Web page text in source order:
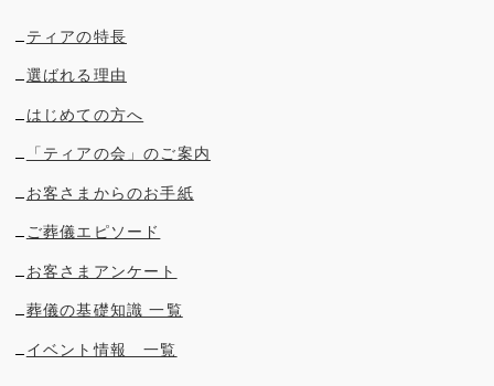
ティアの特長
選ばれる理由
はじめての方へ
「ティアの会」のご案内
お客さまからのお手紙
ご葬儀エピソード
お客さまアンケート
葬儀の基礎知識 一覧
イベント情報 一覧